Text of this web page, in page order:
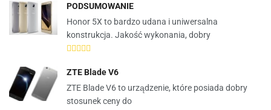
PODSUMOWANIE
Honor 5X to bardzo udana i uniwersalna
konstrukcja. Jakość wykonania, dobry
ZTE Blade V6
ZTE Blade V6 to urządzenie, które posiada dobry
stosunek ceny do